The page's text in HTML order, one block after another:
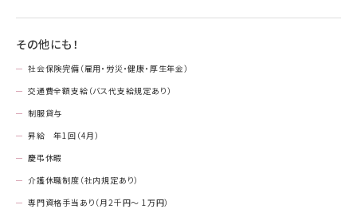
その他にも！
社会保険完備（雇用・労災・健康・厚生年金）
交通費全額支給（バス代支給規定あり）
制服貸与
昇給 年1回（4月）
慶弔休暇
介護休職制度（社内規定あり）
専門資格手当あり（月2千円～ 1万円）